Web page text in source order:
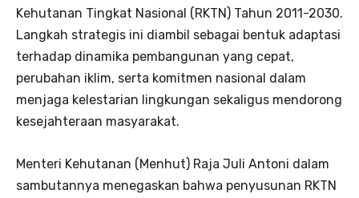
Kehutanan Tingkat Nasional (RKTN) Tahun 2011-2030.
Langkah strategis ini diambil sebagai bentuk adaptasi
terhadap dinamika pembangunan yang cepat,
perubahan iklim, serta komitmen nasional dalam
menjaga kelestarian lingkungan sekaligus mendorong
kesejahteraan masyarakat.
Menteri Kehutanan (Menhut) Raja Juli Antoni dalam
sambutannya menegaskan bahwa penyusunan RKTN